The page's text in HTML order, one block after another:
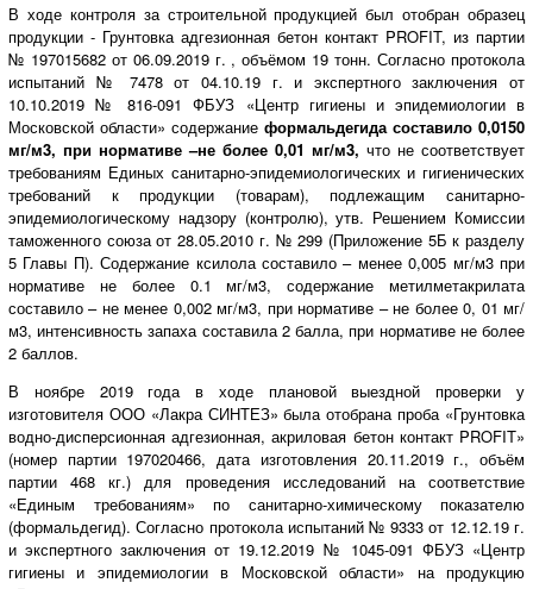
В ходе контроля за строительной продукцией был отобран образец
продукции - Грунтовка адгезионная бетон контакт PROFIT, из партии
№ 197015682 от 06.09.2019 г. , объёмом 19 тонн. Согласно протокола
испытаний № 7478 от 04.10.19 г. и экспертного заключения от
10.10.2019 № 816-091 ФБУЗ «Центр гигиены и эпидемиологии в
Московской области» содержание формальдегида составило 0,0150
мг/м3, при нормативе –не более 0,01 мг/м3, что не соответствует
требованиям Единых санитарно-эпидемиологических и гигиенических
требований к продукции (товарам), подлежащим санитарно-
эпидемиологическому надзору (контролю), утв. Решением Комиссии
таможенного союза от 28.05.2010 г. № 299 (Приложение 5Б к разделу
5 Главы П). Содержание ксилола составило – менее 0,005 мг/м3 при
нормативе не более 0.1 мг/м3, содержание метилметакрилата
составило – не менее 0,002 мг/м3, при нормативе – не более 0, 01 мг/
м3, интенсивность запаха составила 2 балла, при нормативе не более
2 баллов.
В ноябре 2019 года в ходе плановой выездной проверки у
изготовителя ООО «Лакра СИНТЕЗ» была отобрана проба «Грунтовка
водно-дисперсионная адгезионная, акриловая бетон контакт PROFIT»
(номер партии 197020466, дата изготовления 20.11.2019 г., объём
партии 468 кг.) для проведения исследований на соответствие
«Единым требованиям» по санитарно-химическому показателю
(формальдегид). Согласно протокола испытаний № 9333 от 12.12.19 г.
и экспертного заключения от 19.12.2019 № 1045-091 ФБУЗ «Центр
гигиены и эпидемиологии в Московской области» на продукцию